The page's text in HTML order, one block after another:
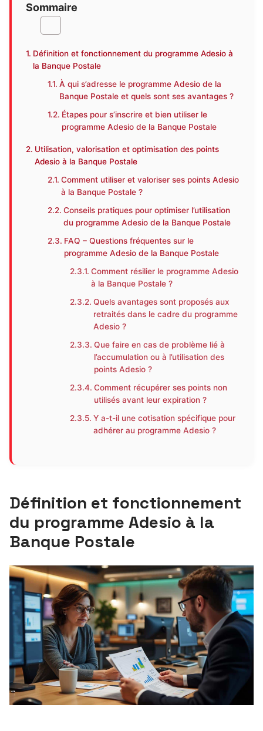
Sommaire
Définition et fonctionnement du programme Adesio à
la Banque Postale
À qui s’adresse le programme Adesio de la
Banque Postale et quels sont ses avantages ?
Étapes pour s’inscrire et bien utiliser le
programme Adesio de la Banque Postale
Utilisation, valorisation et optimisation des points
Adesio à la Banque Postale
Comment utiliser et valoriser ses points Adesio
à la Banque Postale ?
Conseils pratiques pour optimiser l’utilisation
du programme Adesio de la Banque Postale
FAQ – Questions fréquentes sur le
programme Adesio de la Banque Postale
Comment résilier le programme Adesio
à la Banque Postale ?
Quels avantages sont proposés aux
retraités dans le cadre du programme
Adesio ?
Que faire en cas de problème lié à
l’accumulation ou à l’utilisation des
points Adesio ?
Comment récupérer ses points non
utilisés avant leur expiration ?
Y a-t-il une cotisation spécifique pour
adhérer au programme Adesio ?
Définition et fonctionnement
du programme Adesio à la
Banque Postale